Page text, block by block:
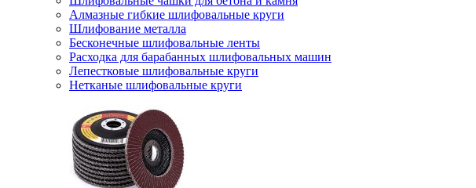
Алмазные гибкие шлифовальные круги
Шлифование металла
Бесконечные шлифовальные ленты
Расходка для барабанных шлифовальных машин
Лепестковые шлифовальные круги
Нетканые шлифовальные круги